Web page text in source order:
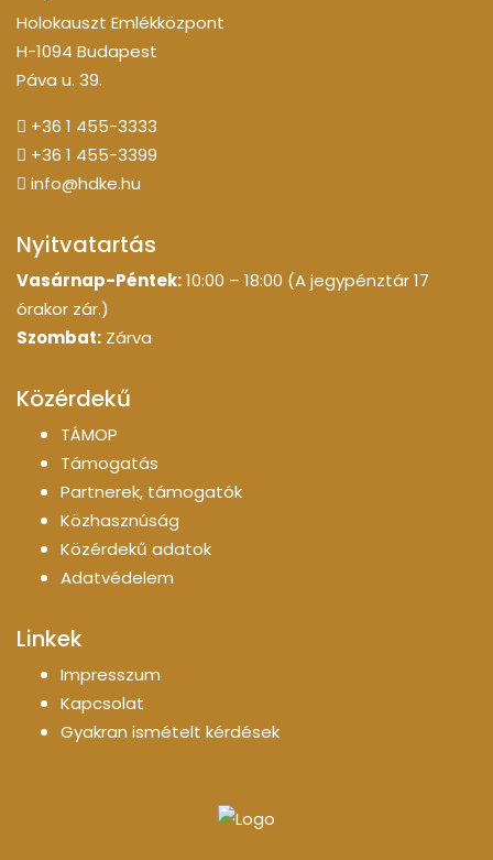
Holokauszt Emlékközpont
H-1094 Budapest
Páva u. 39.
+36 1 455-3333
+36 1 455-3399
info@hdke.hu
Nyitvatartás
Vasárnap-Péntek:10:00 – 18:00 (A jegypénztár 17
órakor zár.)
Szombat: Zárva
Közérdekű
TÁMOP
Támogatás
Partnerek, támogatók
Közhasznúság
Közérdekű adatok
Adatvédelem
Linkek
Impresszum
Kapcsolat
Gyakran ismételt kérdések